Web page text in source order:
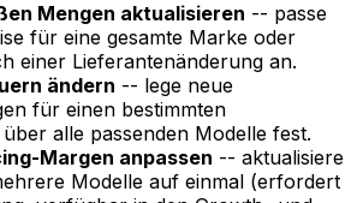
Mengen aktualisieren -- passe
für eine gesamte Marke oder
einer Lieferantenänderung an.
ändern -- lege neue
für einen bestimmten
alle passenden Modelle fest.
Margen anpassen -- aktualisiere
Modelle auf einmal (erfordert